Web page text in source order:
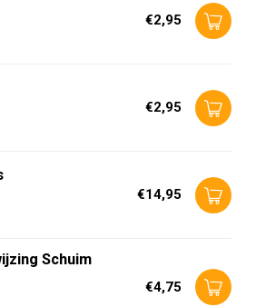
€2,95
€2,95
€14,95
Schuim
€4,75